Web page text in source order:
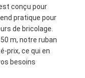
conçu pour
pratique pour
de bricolage.
m, notre ruban
prix, ce qui en
besoins